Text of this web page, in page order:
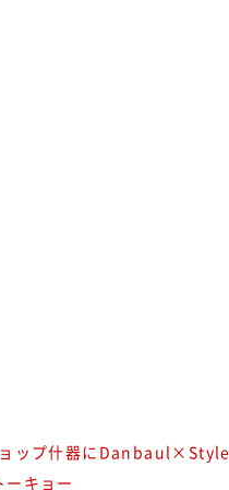
ップ什器にDanbaul×Style
キョー